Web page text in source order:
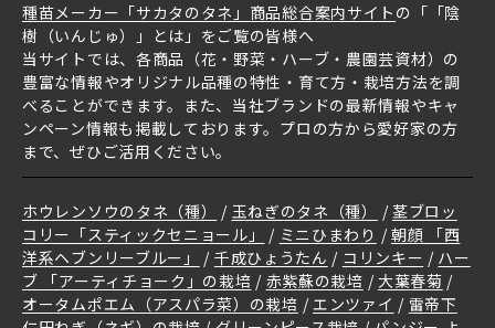
種苗メーカー「サカタのタネ」商品総合案内サイト の「「陰
樹（いんじゅ）」とは」をご覧の皆様へ
当サイトでは、各商品（花・野菜・ハーブ・農園芸資材）の
豊富な情報やオリジナル品種の特性・育て方・栽培方法を調
べることができます。また、当社ブランドの最新情報やキャ
ンペーン情報も掲載しております。プロの方から愛好家の方
まで、ぜひご活用ください。
ホウレンソウのタネ（種） 玉ねぎのタネ（種）
茎ブロッ
コリー「スティックセニョール」
ミニひまわり
朝顔 「西
洋系ヘブンリーブルー」
千成ひょうたん コリンキー
ハー
ブ 「アーティチョーク」の栽培
赤紫蘇の栽培
大葉春菊
オータムポエム（アスパラ菜）の栽培
エンツァイ
雷帝下